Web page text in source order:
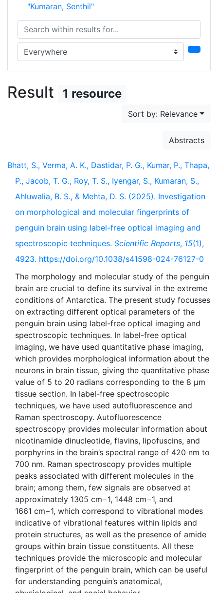
"Kumaran, Senthil"
Search within results for...
Search in...
Result 1 resource
Sort by: Relevance
Abstracts
Bhatt, S., Verma, A. K., Dastidar, P. G., Kumar, P., Thapa,
P., Jacob, T. G., Roy, T. S., Iyengar, S., Kumaran, S.,
Ahluwalia, B. S., & Mehta, D. S. (2025). Investigation
on morphological and molecular fingerprints of
penguin brain using label-free optical imaging and
spectroscopic techniques. Scientific Reports, 15(1),
4923. https://doi.org/10.1038/s41598-024-76127-0
The morphology and molecular study of the penguin
brain are crucial to define its survival in the extreme
conditions of Antarctica. The present study focusses
on extracting different optical parameters of the
penguin brain using label-free optical imaging and
spectroscopic techniques. In label-free optical
imaging, we have used quantitative phase imaging,
which provides morphological information about the
neurons in brain tissue, giving the quantitative phase
value of 5 to 20 radians corresponding to the 8 µm
tissue section. In label-free spectroscopic
techniques, we have used autofluorescence and
Raman spectroscopy. Autofluorescence
spectroscopy provides molecular information about
nicotinamide dinucleotide, flavins, lipofuscins, and
porphyrins in the brain’s spectral range of 420 nm to
700 nm. Raman spectroscopy provides multiple
peaks associated with different molecules in the
brain; among them, few signals are observed at
approximately 1305 cm−1, 1448 cm−1, and
1661 cm−1, which correspond to vibrational modes
indicative of vibrational features within lipids and
protein structures, as well as the presence of amide
groups within brain tissue constituents. All these
techniques provide the microscopic and molecular
fingerprint of the penguin brain, which can be useful
for understanding penguin’s anatomical,